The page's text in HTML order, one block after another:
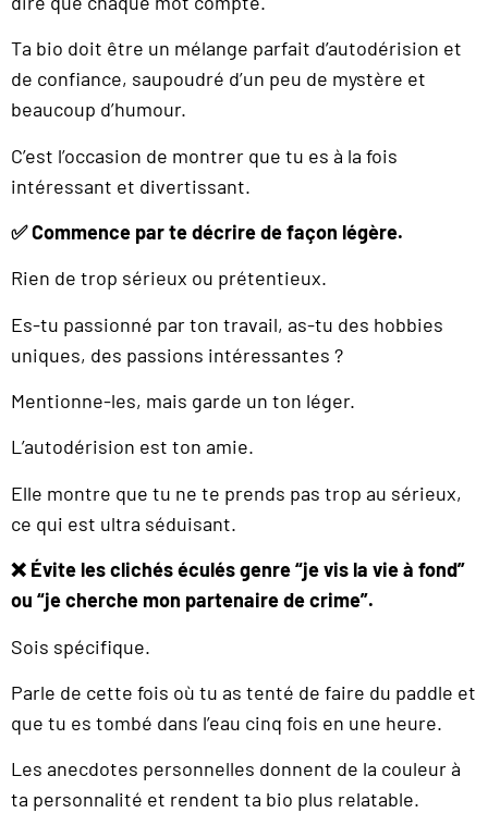
Ta bio doit être un mélange parfait d’autodérision et
de confiance, saupoudré d’un peu de mystère et
beaucoup d’humour.
C’est l’occasion de montrer que tu es à la fois
intéressant et divertissant.
✅ Commence par te décrire de façon légère.
Rien de trop sérieux ou prétentieux.
Es-tu passionné par ton travail, as-tu des hobbies
uniques, des passions intéressantes ?
Mentionne-les, mais garde un ton léger.
L’autodérision est ton amie.
Elle montre que tu ne te prends pas trop au sérieux,
ce qui est ultra séduisant.
❌ Évite les clichés éculés genre “je vis la vie à fond”
ou “je cherche mon partenaire de crime”.
Sois spécifique.
Parle de cette fois où tu as tenté de faire du paddle et
que tu es tombé dans l’eau cinq fois en une heure.
Les anecdotes personnelles donnent de la couleur à
ta personnalité et rendent ta bio plus relatable.